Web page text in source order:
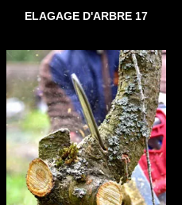
ELAGAGE D'ARBRE 17